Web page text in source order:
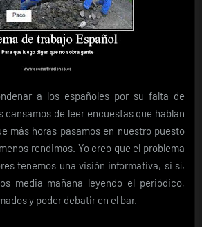
a los españoles por su falta de
cansamos de leer encuestas que hablan
más horas pasamos en nuestro puesto
rendimos. Yo creo que el problema
tenemos una visión informativa, si sí,
media mañana leyendo el periódico,
y poder debatir en el bar.